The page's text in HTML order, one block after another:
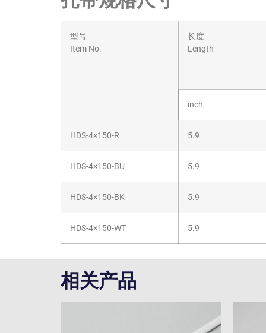
型号
Item No.
长度
Length
inch
HDS-4×150-R 5.9
HDS-4×150-BU 5.9
HDS-4×150-BK 5.9
HDS-4×150-WT 5.9
相关产品